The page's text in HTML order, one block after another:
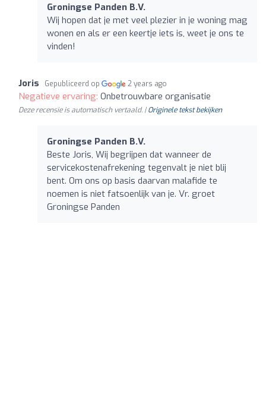
Groningse Panden B.V.
Wij hopen dat je met veel plezier in je woning mag
wonen en als er een keertje iets is, weet je ons te
vinden!
Joris Gepubliceerd op 2 years ago
Negatieve ervaring: Onbetrouwbare organisatie
Deze recensie is automatisch vertaald. |Originele tekst bekijken
Groningse Panden B.V.
Beste Joris, Wij begrijpen dat wanneer de
servicekostenafrekening tegenvalt je niet blij
bent. Om ons op basis daarvan malafide te
noemen is niet fatsoenlijk van je. Vr. groet
Groningse Panden